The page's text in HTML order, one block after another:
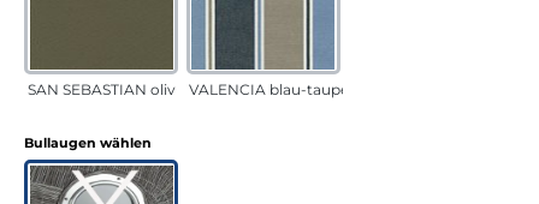
SAN SEBASTIAN oliv VALENCIA blau-taupe
Bullaugen wählen